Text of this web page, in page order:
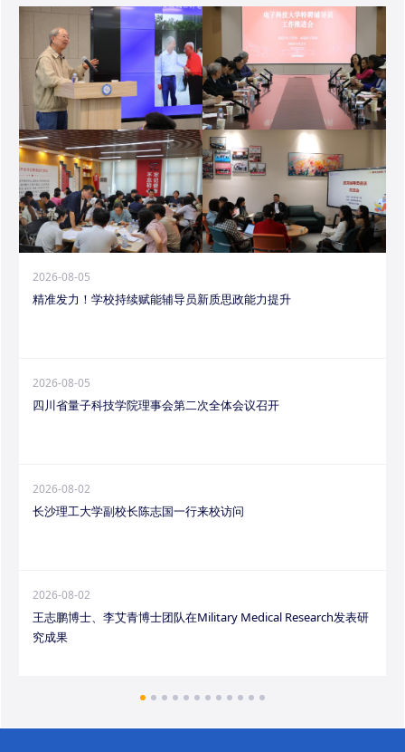
2026-08-05
精准发力！学校持续赋能辅导员新质思政能力提升
2026-08-05
四川省量子科技学院理事会第二次全体会议召开
2026-08-02
长沙理工大学副校长陈志国一行来校访问
2026-08-02
王志鹏博士、李艾青博士团队在Military Medical Research发表研
究成果